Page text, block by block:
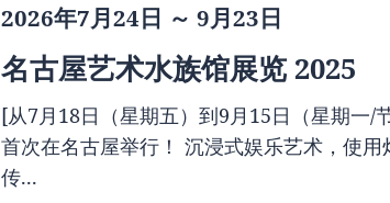
2026年7月24日 ～ 9月23日
名古屋艺术水族馆展览 2025
[从7月18日（星期五）到9月15日（星期一/
首次在名古屋举行！ 沉浸式娱乐艺术，使
传...